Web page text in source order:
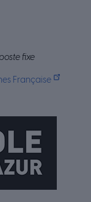
fixe
Française